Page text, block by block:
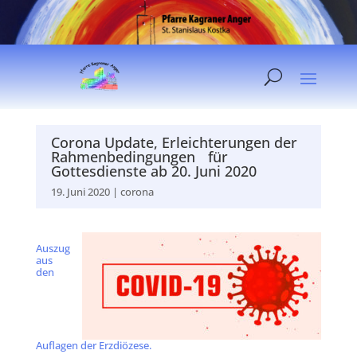
Corona Update, Erleichterungen der
Rahmenbedingungen für
Gottesdienste ab 20. Juni 2020
19. Juni 2020 |corona
Auszug
aus
den
Auflagen der Erzdiözese.